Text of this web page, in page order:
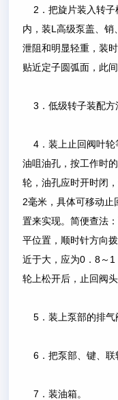
2．把旋片装入转子
内，装L高级泵盖、
泄阻和明显轻重，装
贴近定子圆弧面，此
3．低级转子装配方
4．装上止回阀叶轮
油咀油孔，按工作时
轮，油孔应时开时闭
2毫米，具体可移动止
置来实现。简便查法
平位置，顺时针方向
近于大，应为0．8～
轮上松开后，止回阀
5．装上泵部的排气
6．把泵部、键、联
7．装油箱。